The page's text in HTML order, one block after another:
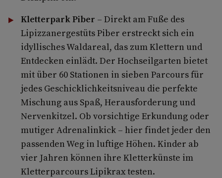
Kletterpark Piber – Direkt am Fuße des
Lipizzanergestüts Piber erstreckt sich ein
idyllisches Waldareal, das zum Klettern und
Entdecken einlädt. Der Hochseilgarten bietet
mit über 60 Stationen in sieben Parcours für
jedes Geschicklichkeitsniveau die perfekte
Mischung aus Spaß, Herausforderung und
Nervenkitzel. Ob vorsichtige Erkundung oder
mutiger Adrenalinkick – hier findet jeder den
passenden Weg in luftige Höhen. Kinder ab
vier Jahren können ihre Kletterkünste im
Kletterparcours Lipikrax testen.